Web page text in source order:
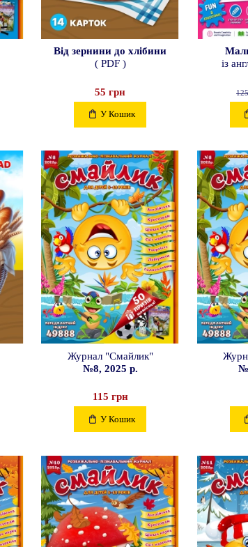
Від зернини дохлібини
( PDF )
55 грн
У Кошик
із
Журнал "Смайлик"
№8, 2025 р.
115 грн
У Кошик